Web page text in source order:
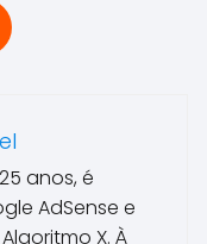
anos, é
AdSense e
X. À